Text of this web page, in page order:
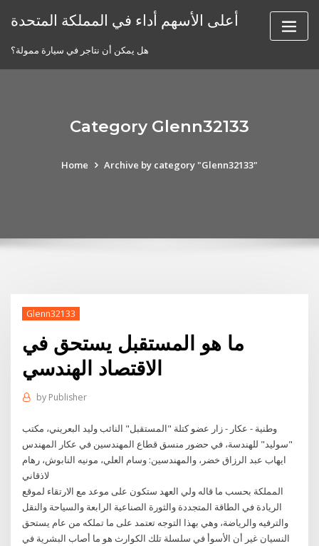
أعلى الأسهم أداء في المملكة المتحدة
هل يمكن أن نتاجر في سيارة ممولة؟
Category Glenn32133
Home Archive by category "Glenn32133"
Glenn32133
ما هو المستقبل يستحق في
الاقتصاد الهندسي
by Publisher
وطنية - عكار - زار عضو كتلة "المستقبل" النائب وليد البعريني، مكتب
"سوليد" للهندسة، في حضور منسق قطاع المهندسين في عكار المهندس
ايهاب عبد الرزاق خضر، والمهندسين: وسام العلي، مونيه النابوش، رهام
لاذقاني
المملكة بحسب ما قاله ولي العهد ستكون على موعد مع الارتقاء لموقع
الريادة في الطاقة المتجددة والثورة الصناعية الرابعة والسياحة والنقل
والترفيه والرياضة، وهي بهذا التوجه تعتمد على ما تملكه من عام يستحق
النسيان غير أن الأسوأ في سلسلة تلك الكوارث هو ما أصاب البشرية في